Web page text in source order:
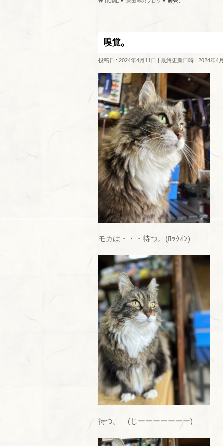
HOME » 岩田屋のブログ » 嗅覚。
嗅覚。
投稿日 : 2024年4月11日 最終更新日時 : 2024年4
モカは・・・待つ。(ﾛｯｸｵﾝ)
待つ。 (じーーーーーーー)